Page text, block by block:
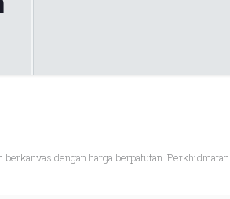
dengan harga berpatutan. Perkhidmatan